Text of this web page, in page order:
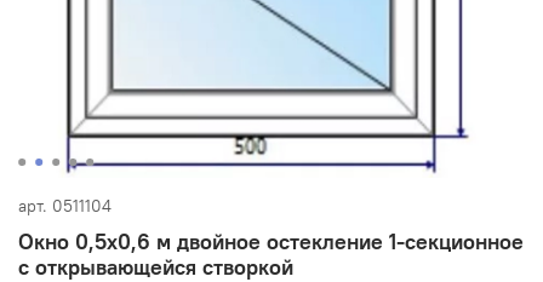
арт. 0511104
Окно 0,5х0,6 м двойное остекление 1-секционное
с открывающейся створкой